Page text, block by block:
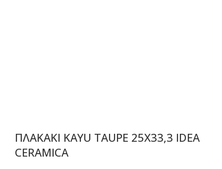
ΠΛΑΚΑΚΙ KAYU TAUPE 25X33,3 IDEA
CERAMICA